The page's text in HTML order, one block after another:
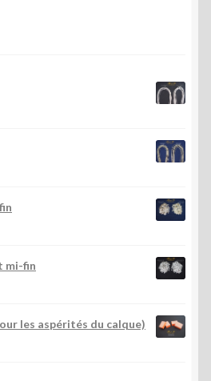
mi-fin
les aspérités du calque)